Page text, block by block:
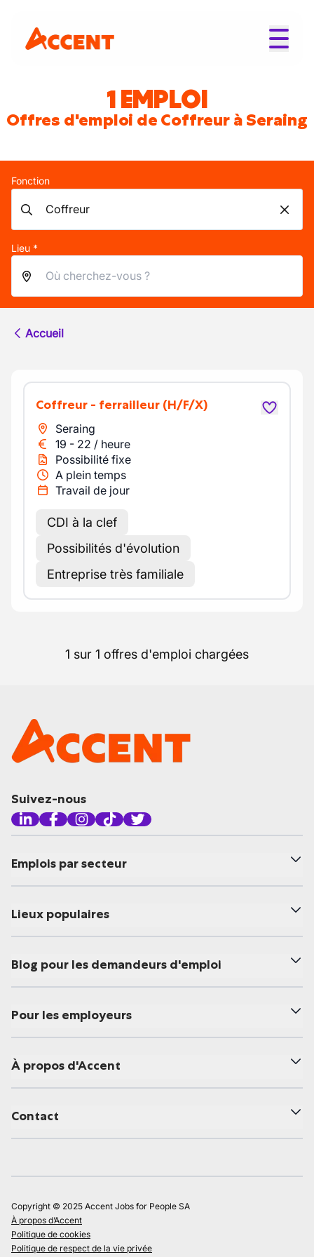
1 EMPLOI
Offres d'emploi de Coffreur à Seraing
Fonction
Lieu *
Accueil
Coffreur - ferrailleur (H/F/X)
Seraing
19 - 22 / heure
Possibilité fixe
A plein temps
Travail de jour
CDI à la clef
Possibilités d'évolution
Entreprise très familiale
1 sur 1 offres d'emploi chargées
Suivez-nous
Emplois par secteur
Lieux populaires
Blog pour les demandeurs d'emploi
Pour les employeurs
À propos d'Accent
Contact
Copyright © 2025 Accent Jobs for People SA
À propos d’Accent
Politique de cookies
Politique de respect de la vie privée